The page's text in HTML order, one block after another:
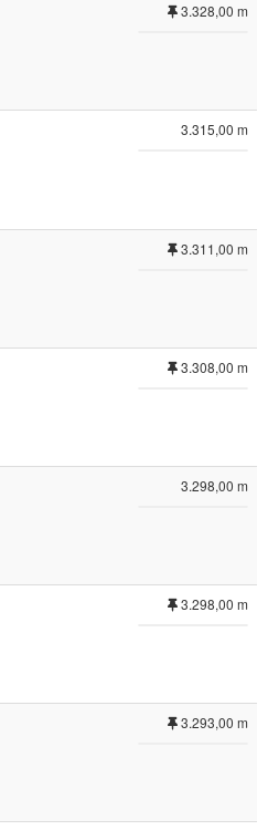
3.328,00 m
3.315,00 m
3.311,00 m
3.308,00 m
3.298,00 m
3.298,00 m
3.293,00 m